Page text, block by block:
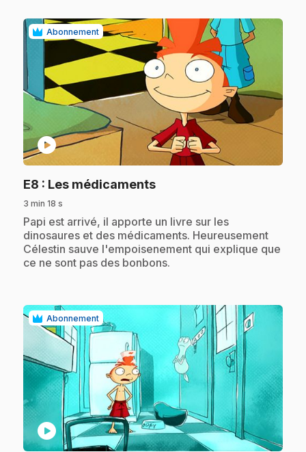
Abonnement
play_circle
E8 : Les médicaments.
3 min 18 s
.Papi est arrivé, il apporte un livre sur les
dinosaures et des médicaments. Heureusement
Célestin sauve l'empoisenement qui explique que
ce ne sont pas des bonbons.
Abonnement
play_circle